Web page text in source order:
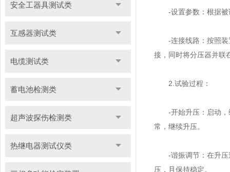
安全工器具测试类
互感器测试类
电缆测试类
蓄电池检测类
超声波探伤检测类
热继电器测试仪类
-设置参数：根据被试
-连接线路：按照装置
接，同时将分压器并联
2.试验过程：
-开始升压：启动，缓
常，继续升压。
-谐振调节：在升压过
压，且保持稳定。